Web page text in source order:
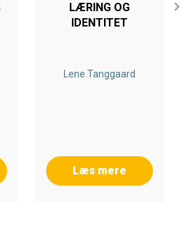
LÆRING OG
IDENTITET
Lene Tanggaard
Læs mere